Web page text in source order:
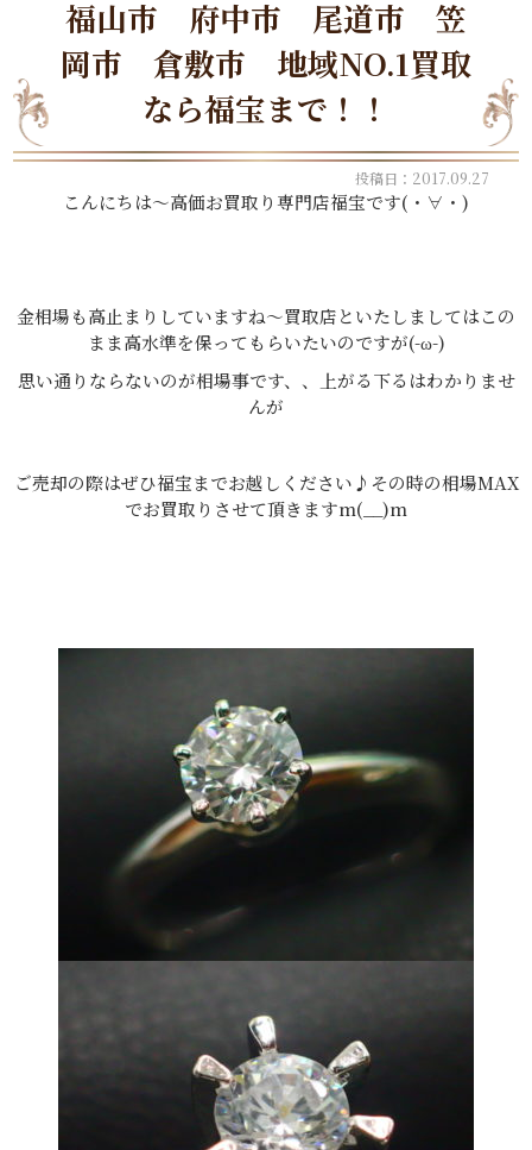
福山市 府中市 尾道市 笠
岡市 倉敷市 地域NO.1買取
なら福宝まで！！
投稿日：2017.09.27
こんにちは～高価お買取り専門店福宝です(・∀・)
金相場も高止まりしていますね～買取店といたしましてはこの
まま高水準を保ってもらいたいのですが(-ω-)
思い通りならないのが相場事です、、上がる下るはわかりませ
んが
ご売却の際はぜひ福宝までお越しください♪その時の相場MAX
でお買取りさせて頂きますm(__)m